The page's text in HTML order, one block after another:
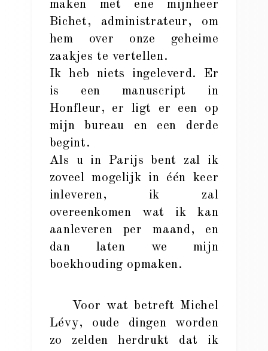
maken met ene mijnheer
Bichet, administrateur, om
hem over onze geheime
zaakjes te vertellen.
Ik heb niets ingeleverd. Er
is een manuscript in
Honfleur, er ligt er een op
mijn bureau en een derde
begint.
Als u in Parijs bent zal ik
zoveel mogelijk in één keer
inleveren, ik zal
overeenkomen wat ik kan
aanleveren per maand, en
dan laten we mijn
boekhouding opmaken.
Voor wat betreft Michel
Lévy, oude dingen worden
zo zelden herdrukt dat ik